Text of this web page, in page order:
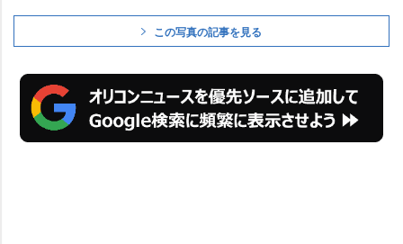
この写真の記事を見る